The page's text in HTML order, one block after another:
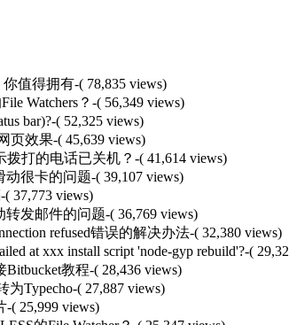
你值得拥有-( 78,835 views)
Watchers？ -( 56,349 views)
bar)?-( 52,325 views)
页效果-( 45,639 views)
打的电话已关机？ -( 41,614 views)
动很卡的问题-( 39,107 views)
-( 37,773 views)
转发邮件的问题-( 36,769 views)
refused错误的解决办法-( 32,380 views)
at xxx install script 'node-gyp rebuild'?-(
Bitbucket教程-( 28,436 views)
为Typecho-( 27,887 views)
-( 25,999 views)